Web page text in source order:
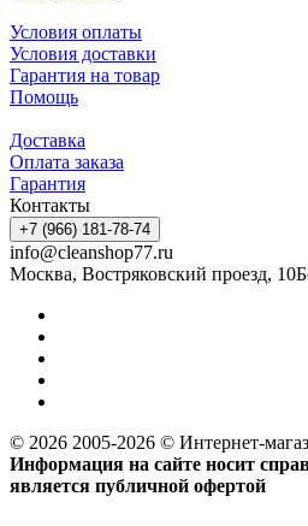
Условия оплаты
Условия доставки
Гарантия на товар
Помощь
Доставка
Оплата заказа
Гарантия
Контакты
+7 (966) 181-78-74
info@cleanshop77.ru
Москва, Востряковский проезд,
© 2026 2005-2026 © Интернет-
Информация на сайте носит
является публичной офертой